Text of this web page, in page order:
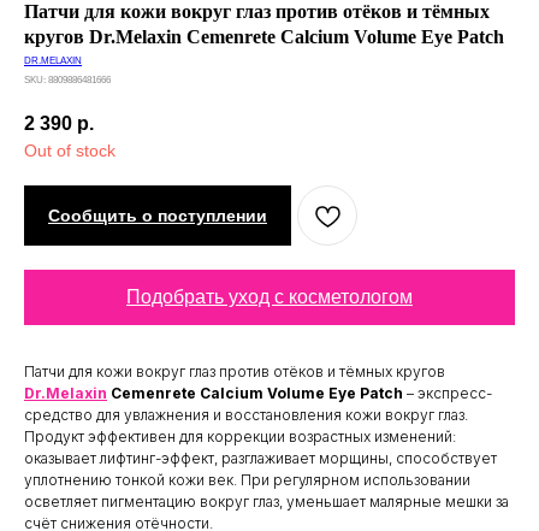
Патчи для кожи вокруг глаз против отёков и тёмных
кругов Dr.Melaxin Cemenrete Calcium Volume Eye Patch
DR.MELAXIN
SKU: 8809886481666
2 390 р.
Out of stock
Сообщить о поступлении
Подобрать уход с косметологом
Патчи для кожи вокруг глаз против отёков и тёмных кругов
Dr.Melaxin Cemenrete Calcium Volume Eye Patch – экспресс-
средство для увлажнения и восстановления кожи вокруг глаз.
Продукт эффективен для коррекции возрастных изменений:
оказывает лифтинг-эффект, разглаживает морщины, способствует
уплотнению тонкой кожи век. При регулярном использовании
осветляет пигментацию вокруг глаз, уменьшает малярные мешки за
счёт снижения отёчности.